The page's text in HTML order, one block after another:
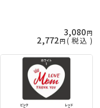
3,080
2,772 税込